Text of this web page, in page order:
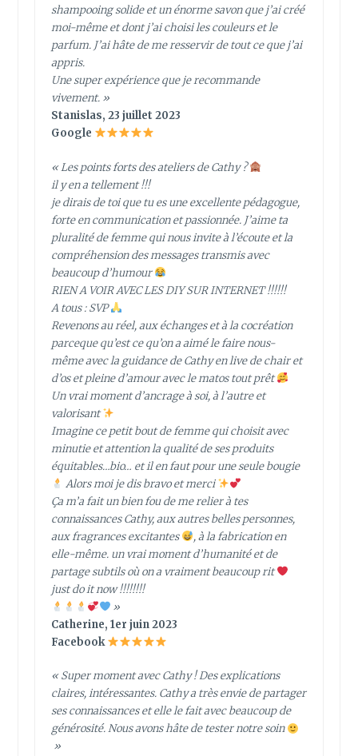
shampooing solide et un énorme savon que j’ai créé
moi-même et dont j’ai choisi les couleurs et le
parfum. J’ai hâte de me resservir de tout ce que j’ai
appris.
Une super expérience que je recommande
vivement. »
Stanislas, 23 juillet 2023
Google
« Les points forts des ateliers de Cathy ?
il y en a tellement !!!
je dirais de toi que tu es une excellente pédagogue,
forte en communication et passionnée. J’aime ta
pluralité de femme qui nous invite à l’écoute et la
compréhension des messages transmis avec
beaucoup d’humour
RIEN A VOIR AVEC LES DIY SUR INTERNET !!!!!!
A tous : SVP
Revenons au réel, aux échanges et à la cocréation
parceque qu’est ce qu’on a aimé le faire nous-
même avec la guidance de Cathy en live de chair et
d’os et pleine d’amour avec le matos tout prêt
Un vrai moment d’ancrage à soi, à l’autre et
valorisant
Imagine ce petit bout de femme qui choisit avec
minutie et attention la qualité de ses produits
équitables…bio… et il en faut pour une seule bougie
Alors moi je dis bravo et merci
Ça m’a fait un bien fou de me relier à tes
connaissances Cathy, aux autres belles personnes,
aux fragrances excitantes
, à la fabrication en
elle-même. un vrai moment d’humanité et de
partage subtils où on a vraiment beaucoup rit
just do it now !!!!!!!!
»
Catherine, 1er juin 2023
Facebook
« Super moment avec Cathy ! Des explications
claires, intéressantes. Cathy a très envie de partager
ses connaissances et elle le fait avec beaucoup de
générosité. Nous avons hâte de tester notre soin
»